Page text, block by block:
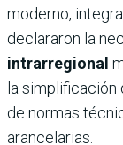
moderno,
declararon la
intrarregional
la
de normas
arancelarias.